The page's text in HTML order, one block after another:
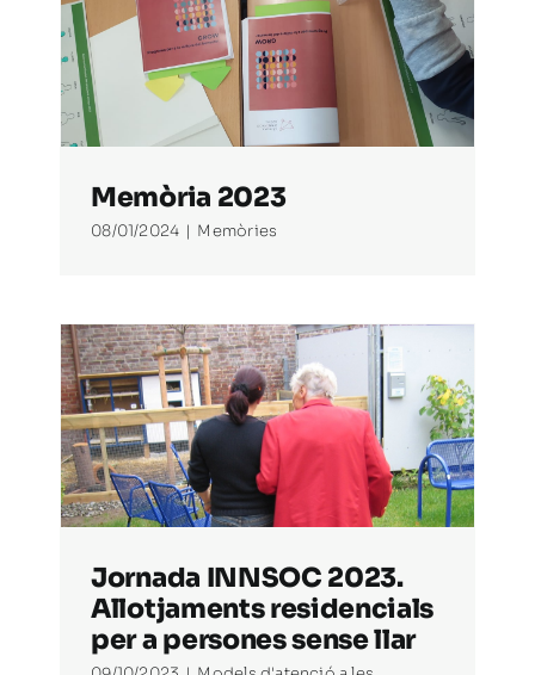
Memòria 2023
08/01/2024 | Memòries
Jornada INNSOC 2023.
Allotjaments residencials
per a persones sense llar